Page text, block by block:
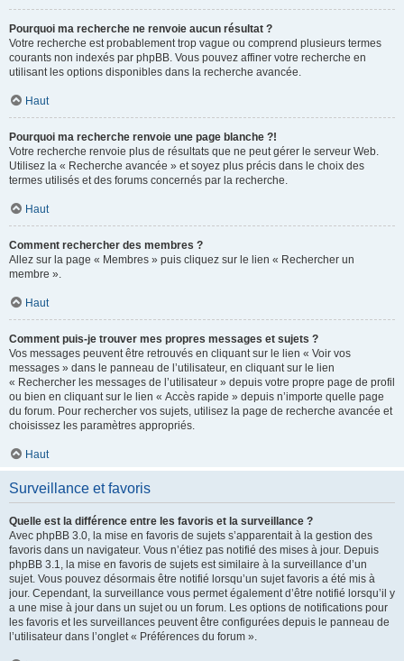
Pourquoi ma recherche ne renvoie aucun résultat ?
Votre recherche est probablement trop vague ou comprend plusieurs termes
courants non indexés par phpBB. Vous pouvez affiner votre recherche en
utilisant les options disponibles dans la recherche avancée.
Haut
Pourquoi ma recherche renvoie une page blanche ?!
Votre recherche renvoie plus de résultats que ne peut gérer le serveur Web.
Utilisez la « Recherche avancée » et soyez plus précis dans le choix des
termes utilisés et des forums concernés par la recherche.
Haut
Comment rechercher des membres ?
Allez sur la page « Membres » puis cliquez sur le lien « Rechercher un
membre ».
Haut
Comment puis-je trouver mes propres messages et sujets ?
Vos messages peuvent être retrouvés en cliquant sur le lien « Voir vos
messages » dans le panneau de l’utilisateur, en cliquant sur le lien
« Rechercher les messages de l’utilisateur » depuis votre propre page de profil
ou bien en cliquant sur le lien « Accès rapide » depuis n’importe quelle page
du forum. Pour rechercher vos sujets, utilisez la page de recherche avancée et
choisissez les paramètres appropriés.
Haut
Surveillance et favoris
Quelle est la différence entre les favoris et la surveillance ?
Avec phpBB 3.0, la mise en favoris de sujets s’apparentait à la gestion des
favoris dans un navigateur. Vous n’étiez pas notifié des mises à jour. Depuis
phpBB 3.1, la mise en favoris de sujets est similaire à la surveillance d’un
sujet. Vous pouvez désormais être notifié lorsqu’un sujet favoris a été mis à
jour. Cependant, la surveillance vous permet également d’être notifié lorsqu’il y
a une mise à jour dans un sujet ou un forum. Les options de notifications pour
les favoris et les surveillances peuvent être configurées depuis le panneau de
l’utilisateur dans l’onglet « Préférences du forum ».